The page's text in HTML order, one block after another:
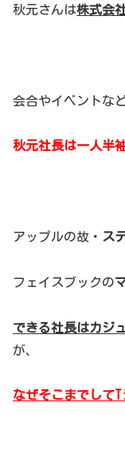
秋元さんは株式会
会合やイベントな
秋元社長は一人半
アップルの故・ ス
フェイスブックの
できる社長はカジ
が、
なぜそこまでして